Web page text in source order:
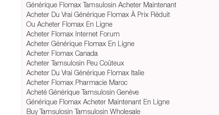
Générique Flomax Tamsulosin Acheter Maintenant
Acheter Du Vrai Générique Flomax À Prix Réduit
Ou Acheter Flomax En Ligne
Acheter Flomax Internet Forum
Acheter Générique Flomax En Ligne
Acheter Flomax Canada
Acheter Tamsulosin Peu Coûteux
Acheter Du Vrai Générique Flomax Italie
Acheter Flomax Pharmacie Maroc
Acheté Générique Tamsulosin Genève
Générique Flomax Acheter Maintenant En Ligne
Buy Tamsulosin Tamsulosin Wholesale